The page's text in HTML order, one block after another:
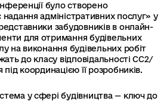
було створено
надання адміністративних послуг» у
забудовників в онлайн-
для отримання будівельних
на виконання будівельних робіт
до класу відповідальності СС2/
координацією її розробників.
у сфері будівництва — ключ до